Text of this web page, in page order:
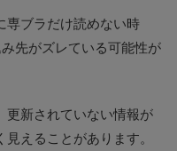
専ブラだけ読めない時
先がズレている可能性が
更新されていない情報が
えることがあります。